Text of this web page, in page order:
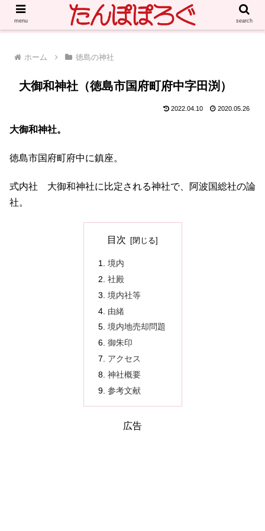
ホーム 徳島の神社
大御和神社（徳島市国府町府中字田渕）
2022.04.10 2020.05.26
大御和神社。
徳島市国府町府中に鎮座。
式内社 大御和神社に比定される神社で、阿波国総社の論
社。
目次
境内
社殿
境内社等
由緒
境内地売却問題
御朱印
アクセス
神社概要
参考文献
広告
menu search